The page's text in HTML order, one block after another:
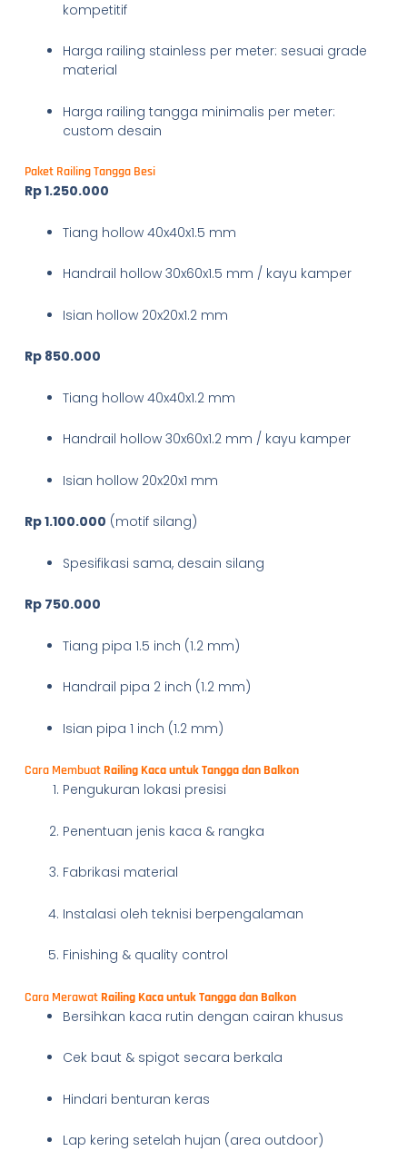
kompetitif
Harga railing stainless per meter: sesuai grade
material
Harga railing tangga minimalis per meter:
custom desain
Paket Railing Tangga Besi
Rp 1.250.000
Tiang hollow 40x40x1.5 mm
Handrail hollow 30x60x1.5 mm / kayu kamper
Isian hollow 20x20x1.2 mm
Rp 850.000
Tiang hollow 40x40x1.2 mm
Handrail hollow 30x60x1.2 mm / kayu kamper
Isian hollow 20x20x1 mm
Rp 1.100.000 (motif silang)
Spesifikasi sama, desain silang
Rp 750.000
Tiang pipa 1.5 inch (1.2 mm)
Handrail pipa 2 inch (1.2 mm)
Isian pipa 1 inch (1.2 mm)
Cara MembuatRailing Kaca untuk Tangga dan Balkon
Pengukuran lokasi presisi
Penentuan jenis kaca & rangka
Fabrikasi material
Instalasi oleh teknisi berpengalaman
Finishing & quality control
Cara MerawatRailing Kaca untuk Tangga dan Balkon
Bersihkan kaca rutin dengan cairan khusus
Cek baut & spigot secara berkala
Hindari benturan keras
Lap kering setelah hujan (area outdoor)